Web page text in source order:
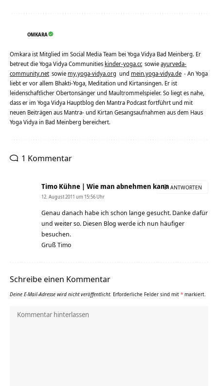
OMKARA
Omkara ist Mitglied im Social Media Team bei Yoga Vidya Bad Meinberg. Er
betreut die Yoga Vidya Communities kinder-yoga.cc sowieayurveda-
community.net sowie my.yoga-vidya.org und mein.yoga-vidya.de - An Yoga
liebt er vor allem Bhakti-Yoga, Meditation und Kirtansingen. Er ist
leidenschaftlicher Obertonsänger und Maultrommelspieler. So liegt es nahe,
dass er im Yoga Vidya Hauptblog den Mantra Podcast fortführt und mit
neuen Beiträgen aus Mantra- und Kirtan Gesangsaufnahmen aus dem Haus
Yoga Vidya in Bad Meinberg bereichert.
1 Kommentar
Timo Kühne | Wie man abnehmen kann
12. August 2011 um 15:56 Uhr
Genau danach habe ich schon lange gesucht. Danke dafür
und weiter so. Diesen Blog werde ich nun häufiger
besuchen.
Gruß Timo
ANTWORTEN
Schreibe einen Kommentar
Deine E-Mail-Adresse wird nicht veröffentlicht. Erforderliche Felder sind mit * markiert.